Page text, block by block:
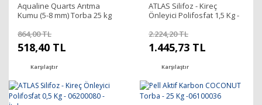
Aqualine Quarts Arıtma
Kumu (5-8 mm) Torba 25 kg
864,00 TL
518,40 TL
Karşılaştır
ATLAS Silifoz - Kireç
Önleyici Polifosfat 1,5 Kg -
2.224,20 TL
1.445,73 TL
Karşılaştır